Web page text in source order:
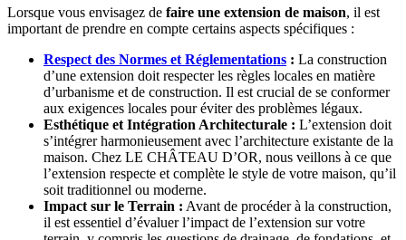
Lorsque vous envisagez de faire une extension de maison, il est
important de prendre en compte certains aspects spécifiques :
Respect des Normes et Réglementations : La construction
d’une extension doit respecter les règles locales en matière
d’urbanisme et de construction. Il est crucial de se conformer
aux exigences locales pour éviter des problèmes légaux.
Esthétique et Intégration Architecturale : L’extension doit
s’intégrer harmonieusement avec l’architecture existante de la
maison. Chez LE CHÂTEAU D’OR, nous veillons à ce que
l’extension respecte et complète le style de votre maison, qu’il
soit traditionnel ou moderne.
Impact sur le Terrain : Avant de procéder à la construction,
il est essentiel d’évaluer l’impact de l’extension sur votre